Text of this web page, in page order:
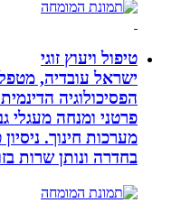
טיפול ויעוץ זוגי
ישראל עובדיה, מטפל
הפסיכולוגיה הדינמית
פרטני ומנחה מעגלי
בחדרה ונותן שרות בזום